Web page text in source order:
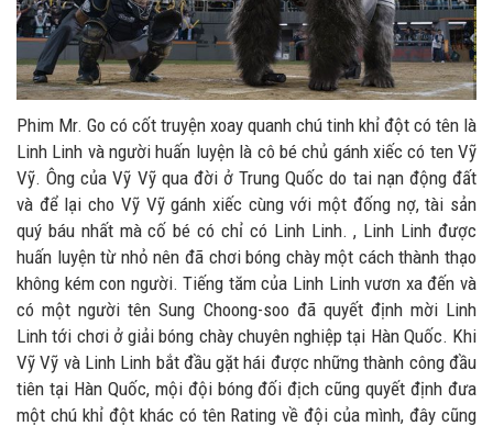
Phim Mr. Go có cốt truyện xoay quanh chú tinh khỉ đột có tên là
Linh Linh và người huấn luyện là cô bé chủ gánh xiếc có ten Vỹ
Vỹ. Ông của Vỹ Vỹ qua đời ở Trung Quốc do tai nạn động đất
và để lại cho Vỹ Vỹ gánh xiếc cùng với một đống nợ, tài sản
quý báu nhất mà cố bé có chỉ có Linh Linh. , Linh Linh được
huấn luyện từ nhỏ nên đã chơi bóng chày một cách thành thạo
không kém con người. Tiếng tăm của Linh Linh vươn xa đến và
có một người tên Sung Choong-soo đã quyết định mời Linh
Linh tới chơi ở giải bóng chày chuyên nghiệp tại Hàn Quốc. Khi
Vỹ Vỹ và Linh Linh bắt đầu gặt hái được những thành công đầu
tiên tại Hàn Quốc, mội đội bóng đối địch cũng quyết định đưa
một chú khỉ đột khác có tên Rating về đội của mình, đây cũng